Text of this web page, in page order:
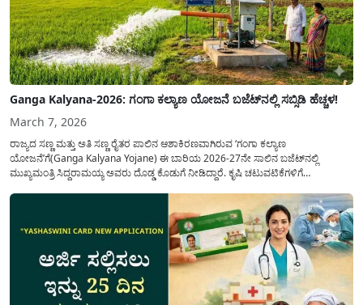
Ganga Kalyana-2026: ಗಂಗಾ ಕಲ್ಯಾಣ ಯೋಜನೆ ಬಜೆಟ್‌ನಲ್ಲಿ ಸಬ್ಸಿಡಿ ಹೆಚ್ಚಳ!
March 7, 2026
ರಾಜ್ಯದ ಸಣ್ಣ ಮತ್ತು ಅತಿ ಸಣ್ಣ ರೈತರ ಪಾಲಿನ ಆಶಾಕಿರಣವಾಗಿರುವ ‘ಗಂಗಾ ಕಲ್ಯಾಣ
ಯೋಜನೆ’ಗೆ(Ganga Kalyana Yojane) ಈ ಬಾರಿಯ 2026-27ನೇ ಸಾಲಿನ ಬಜೆಟ್‌ನಲ್ಲಿ
ಮುಖ್ಯಮಂತ್ರಿ ಸಿದ್ದರಾಮಯ್ಯ ಅವರು ದೊಡ್ಡ ಕೊಡುಗೆ ನೀಡಿದ್ದಾರೆ. ಕೃಷಿ ಚಟುವಟಿಕೆಗಳಿಗೆ
ಸಮುದಾಯದ ಮುಖದಲ್ಲಿ ಮಂದಹಾಸ ಮೂಡಿಸಿದ್ದಾರೆ. ವಿಶೇಷವಾಗಿ...